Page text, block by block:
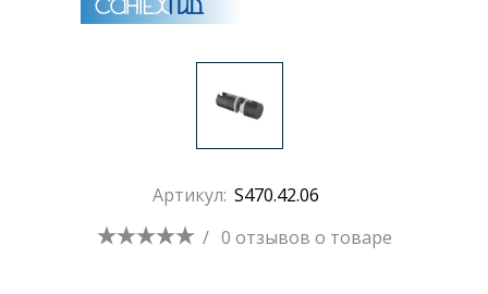
Душевые поддоны
Трапы для душевых
Артикул: S470.42.06
/ 0 отзывов о товаре